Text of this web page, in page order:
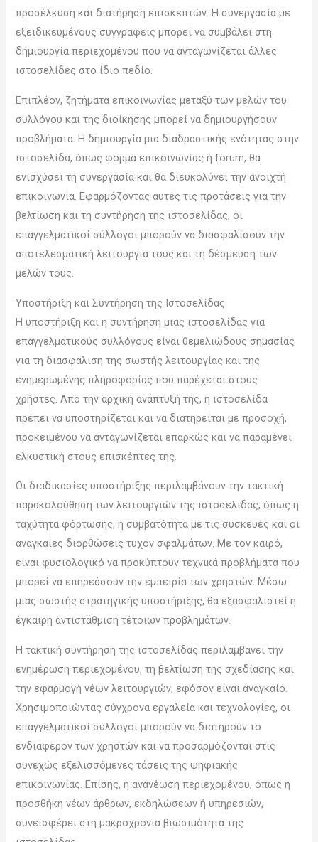
προσέλκυση και διατήρηση επισκεπτών. Η συνεργασία με
εξειδικευμένους συγγραφείς μπορεί να συμβάλει στη
δημιουργία περιεχομένου που να ανταγωνίζεται άλλες
ιστοσελίδες στο ίδιο πεδίο.
Επιπλέον, ζητήματα επικοινωνίας μεταξύ των μελών του
συλλόγου και της διοίκησης μπορεί να δημιουργήσουν
προβλήματα. Η δημιουργία μια διαδραστικής ενότητας στην
ιστοσελίδα, όπως φόρμα επικοινωνίας ή forum, θα
ενισχύσει τη συνεργασία και θα διευκολύνει την ανοιχτή
επικοινωνία. Εφαρμόζοντας αυτές τις προτάσεις για την
βελτίωση και τη συντήρηση της ιστοσελίδας, οι
επαγγελματικοί σύλλογοι μπορούν να διασφαλίσουν την
αποτελεσματική λειτουργία τους και τη δέσμευση των
μελών τους.
Υποστήριξη και Συντήρηση της Ιστοσελίδας
Η υποστήριξη και η συντήρηση μιας ιστοσελίδας για
επαγγελματικούς συλλόγους είναι θεμελιώδους σημασίας
για τη διασφάλιση της σωστής λειτουργίας και της
ενημερωμένης πληροφορίας που παρέχεται στους
χρήστες. Από την αρχική ανάπτυξή της, η ιστοσελίδα
πρέπει να υποστηρίζεται και να διατηρείται με προσοχή,
προκειμένου να ανταγωνίζεται επαρκώς και να παραμένει
ελκυστική στους επισκέπτες της.
Οι διαδικασίες υποστήριξης περιλαμβάνουν την τακτική
παρακολούθηση των λειτουργιών της ιστοσελίδας, όπως η
ταχύτητα φόρτωσης, η συμβατότητα με τις συσκευές και οι
αναγκαίες διορθώσεις τυχόν σφαλμάτων. Με τον καιρό,
είναι φυσιολογικό να προκύπτουν τεχνικά προβλήματα που
μπορεί να επηρεάσουν την εμπειρία των χρηστών. Μέσω
μιας σωστής στρατηγικής υποστήριξης, θα εξασφαλιστεί η
έγκαιρη αντιστάθμιση τέτοιων προβλημάτων.
Η τακτική συντήρηση της ιστοσελίδας περιλαμβάνει την
ενημέρωση περιεχομένου, τη βελτίωση της σχεδίασης και
την εφαρμογή νέων λειτουργιών, εφόσον είναι αναγκαίο.
Χρησιμοποιώντας σύγχρονα εργαλεία και τεχνολογίες, οι
επαγγελματικοί σύλλογοι μπορούν να διατηρούν το
ενδιαφέρον των χρηστών και να προσαρμόζονται στις
συνεχώς εξελισσόμενες τάσεις της ψηφιακής
επικοινωνίας. Επίσης, η ανανέωση περιεχομένου, όπως η
προσθήκη νέων άρθρων, εκδηλώσεων ή υπηρεσιών,
συνεισφέρει στη μακροχρόνια βιωσιμότητα της